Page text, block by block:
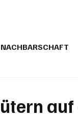
NACHBARSCHAFT
auf